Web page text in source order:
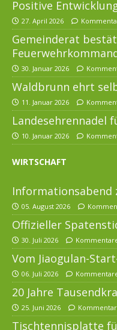
Positive
27. April 2026
Gemeinderat
30. Januar 2026
Waldbrunn ehrt
11. Januar 2026
Landesehrennadel
10. Januar 2026
WIRTSCHAFT
Informationsabend
05. August 2026
Offizieller
30. Juli 2026
Vom Jiaogulan-
06. Juli 2026
20 Jahre
25. Juni 2026
Tischtennisplatte